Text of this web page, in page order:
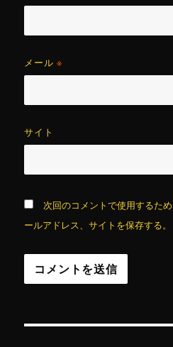
メール※
サイト
次回のコメントで使用するた
ールアドレス、サイトを保存する。